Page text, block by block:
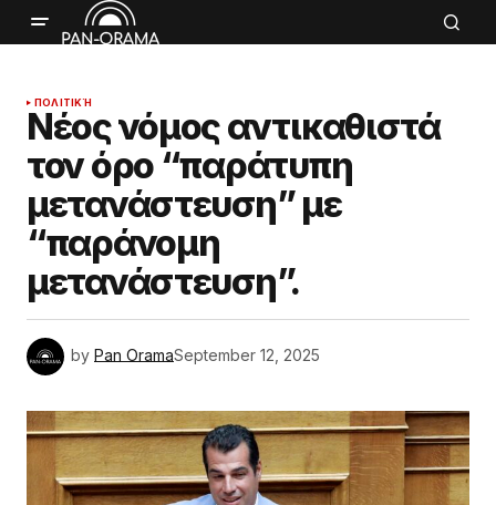
ΠΟΛΙΤΙΚΉ
Νέος νόμος αντικαθιστά
τον όρο “παράτυπη
μετανάστευση” με
“παράνομη
μετανάστευση”.
by Pan OramaSeptember 12, 2025